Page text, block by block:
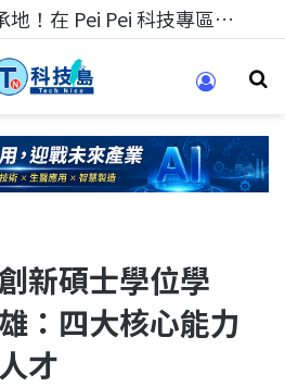
到TECH+ 科技專區!
新碩士學位學
：四大核心能力
才